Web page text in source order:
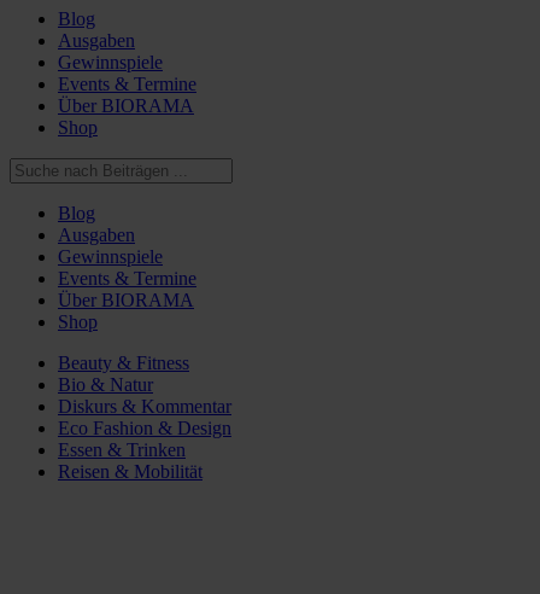
Blog
Ausgaben
Gewinnspiele
Events & Termine
Über BIORAMA
Shop
Blog
Ausgaben
Gewinnspiele
Events & Termine
Über BIORAMA
Shop
Beauty & Fitness
Bio & Natur
Diskurs & Kommentar
Eco Fashion & Design
Essen & Trinken
Reisen & Mobilität